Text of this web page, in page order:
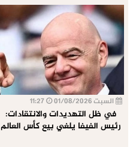
السبت 01/08/2026
في ظل التهديدات والانتقادات:
رئيس الفيفا يلغي بيع كأس العالم